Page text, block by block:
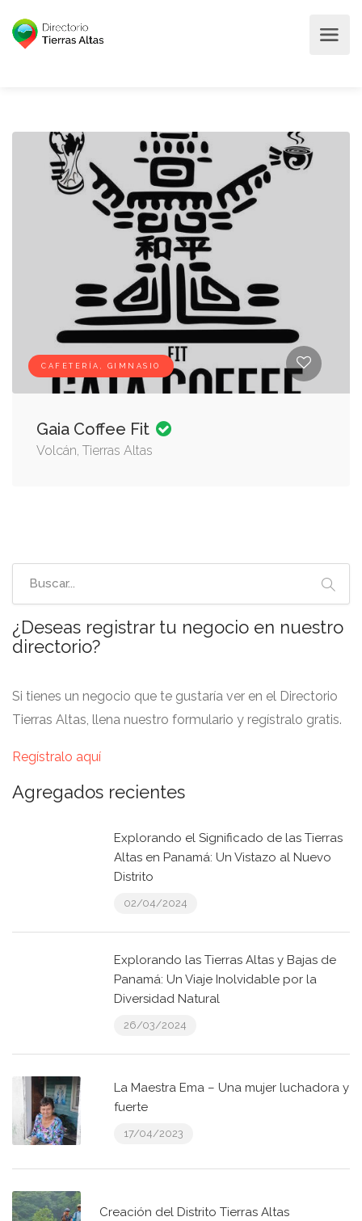
CAFETERÍA, GIMNASIO
Gaia Coffee Fit
Volcán, Tierras Altas
¿Deseas registrar tu negocio en nuestro
directorio?
Si tienes un negocio que te gustaría ver en el Directorio
Tierras Altas, llena nuestro formulario y regístralo gratis.
Regístralo aquí
Agregados recientes
Explorando el Significado de las Tierras
Altas en Panamá: Un Vistazo al Nuevo
Distrito
02/04/2024
Explorando las Tierras Altas y Bajas de
Panamá: Un Viaje Inolvidable por la
Diversidad Natural
26/03/2024
La Maestra Ema – Una mujer luchadora y
fuerte
17/04/2023
Creación del Distrito Tierras Altas